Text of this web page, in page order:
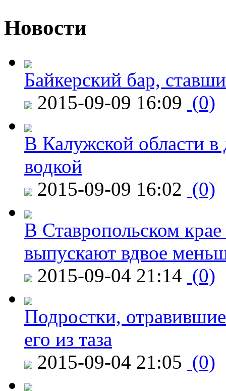
Новости
Байкерский бар,
2015-09-09 16:09 (0)
В Калужской области в
водкой
2015-09-09 16:02 (0)
В Ставропольском
выпускают вдвое
2015-09-04 21:14 (0)
Подростки,
его из таза
2015-09-04 21:05 (0)